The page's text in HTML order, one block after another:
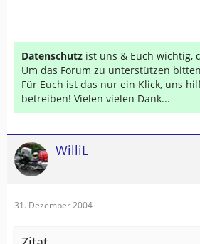
Datenschutz ist uns & Euch wichtig,
Um das Forum zu unterstützen
Für Euch ist das nur ein Klick, uns
betreiben! Vielen vielen Dank...
WilliL
31. Dezember 2004